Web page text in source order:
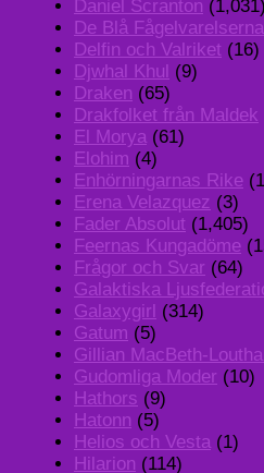
Daniel Scranton (1,031)
De Blå Fågelvarelserna
Delfin och Valriket (16)
Djwhal Khul (9)
Draken (65)
Drakfolket från Maldek
El Morya (61)
Elohim (4)
Enhörningarnas Rike
Erena Velazquez (3)
Fader Absolut (1,405)
Feernas Kungadöme
Frågor och Svar (64)
Galaktiska
Galaxygirl (314)
Gatum (5)
Gillian MacBeth-
Gudomliga Moder (10)
Hathors (9)
Hatonn (5)
Helios och Vesta (1)
Hilarion (114)